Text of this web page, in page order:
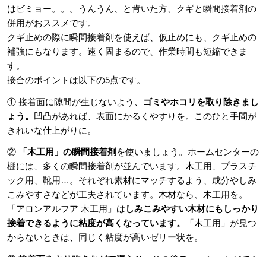
はビミョー。。。うんうん、と肯いた方、クギと瞬間接着剤の
併用がおススメです。
クギ止めの際に瞬間接着剤を使えば、仮止めにも、クギ止めの
補強にもなります。速く固まるので、作業時間も短縮できま
す。
接合のポイントは以下の5点です。
① 接着面に隙間が生じないよう、
ゴミやホコリを取り除きまし
ょう。 凹凸があれば、表面にかるくやすりを。このひと手間が
きれいな仕上がりに。
② 「木工用」の瞬間接着剤 を使いましょう。ホームセンターの
棚には、多くの瞬間接着剤が並んでいます。木工用、プラスチ
ック用、靴用…。それぞれ素材にマッチするよう、成分やしみ
こみやすさなどが工夫されています。木材なら、木工用を。
「アロンアルフア 木工用」は しみこみやすい木材にもしっかり
接着できるように粘度が高くなっています。
「木工用」が見つ
からないときは、同じく粘度が高いゼリー状を。